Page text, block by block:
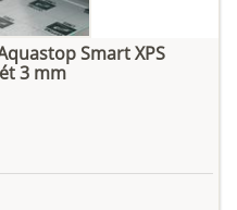
Smart XPS
3 mm